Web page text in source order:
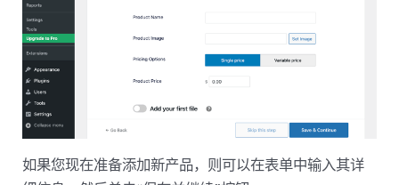
如果您现在准备添加新产品，则可以在表单中输入其详